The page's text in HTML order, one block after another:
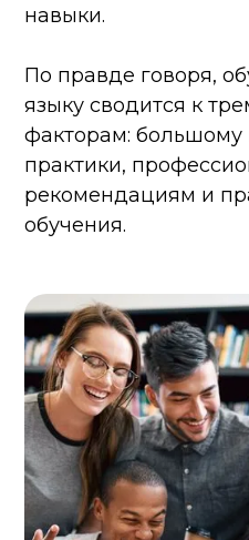
навыки.
По правде говоря,
языку сводится к
факторам: большому
практики,
рекомендациям и
обучения.